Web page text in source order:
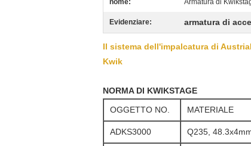
nome: Armatura di
Evidenziare: armatura di
Il sistema dell'impalcatura di
Kwik
NORMA DI KWIKSTAGE
OGGETTO NO.
MATERIALE
ADKS3000 Q235,